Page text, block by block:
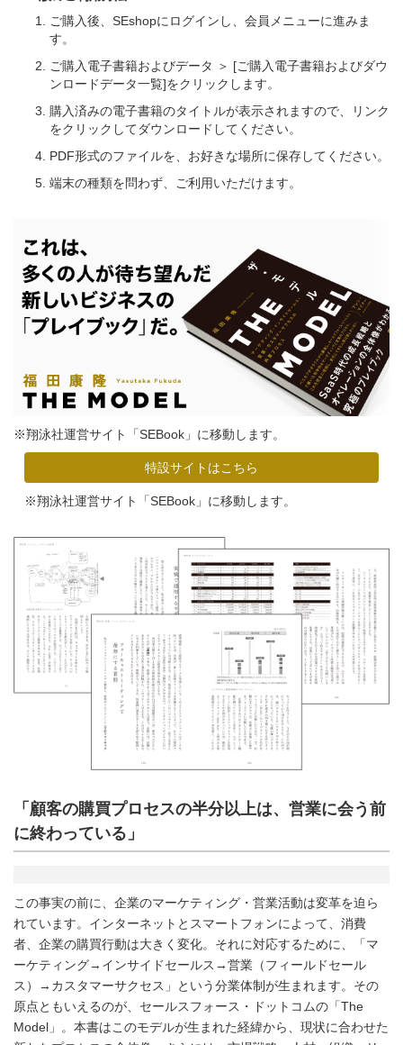
ご購入後、SEshopにログインし、会員メニューに進みま
す。
ご購入電子書籍およびデータ ＞ [ご購入電子書籍およびダウ
ンロードデータ一覧]をクリックします。
購入済みの電子書籍のタイトルが表示されますので、リンク
をクリックしてダウンロードしてください。
PDF形式のファイルを、お好きな場所に保存してください。
端末の種類を問わず、ご利用いただけます。
※翔泳社運営サイト「SEBook」に移動します。
特設サイトはこちら
※翔泳社運営サイト「SEBook」に移動します。
「顧客の購買プロセスの半分以上は、営業に会う前
に終わっている」
この事実の前に、企業のマーケティング・営業活動は変革を迫ら
れています。インターネットとスマートフォンによって、消費
者、企業の購買行動は大きく変化。それに対応するために、「マ
ーケティング→インサイドセールス→営業（フィールドセール
ス）→カスタマーサクセス」という分業体制が生まれます。その
原点ともいえるのが、セールスフォース・ドットコムの「The
Model」。本書はこのモデルが生まれた経緯から、現状に合わせた